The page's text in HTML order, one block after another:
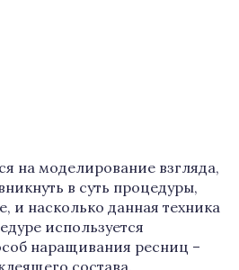
на моделирование взгляда,
в суть процедуры,
и насколько данная техника
используется
наращивания ресниц –
состава.